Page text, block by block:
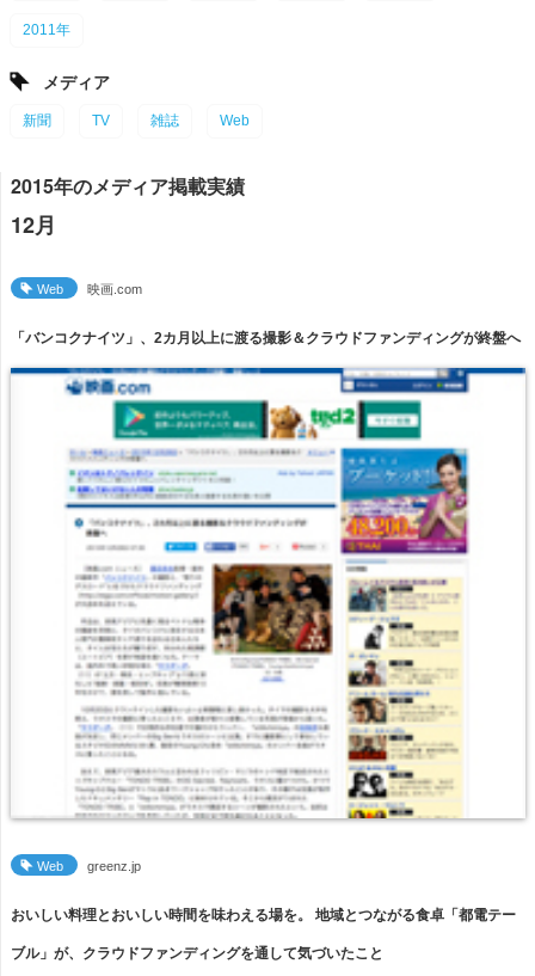
2011年
メディア
新聞 TV 雑誌 Web
2015年のメディア掲載実績
12月
Web 映画.com
「バンコクナイツ」、2カ月以上に渡る撮影＆クラウドファンディングが終盤へ
Web greenz.jp
おいしい料理とおいしい時間を味わえる場を。 地域とつながる食卓「都電テー
ブル」が、クラウドファンディングを通して気づいたこと